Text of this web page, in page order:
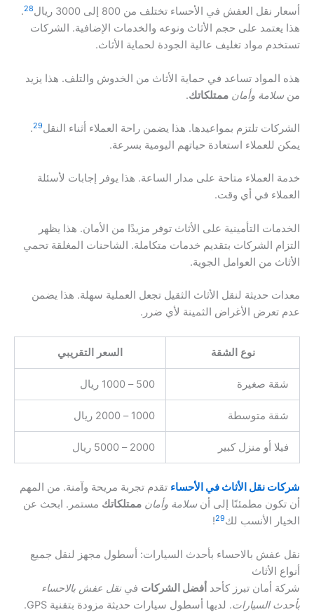
أسعار نقل العفش في الأحساء تختلف من 800 إلى 3000 ريال 28
.
هذا يعتمد على حجم الأثاث ونوعه والخدمات الإضافية. الشركات
تستخدم مواد تغليف عالية الجودة لحماية الأثاث.
هذه المواد تساعد في حماية الأثاث من الخدوش والتلف. هذا يزيد
من سلامة وأمان ممتلكاتك.
الشركات تلتزم بمواعيدها. هذا يضمن راحة العملاء أثناء النقل29
.
يمكن للعملاء استعادة حياتهم اليومية بسرعة.
خدمة العملاء متاحة على مدار الساعة. هذا يوفر إجابات لأسئلة
العملاء في أي وقت.
الخدمات التأمينية على الأثاث توفر مزيدًا من الأمان. هذا يظهر
التزام الشركات بتقديم خدمات متكاملة. الشاحنات المغلقة تحمي
الأثاث من العوامل الجوية.
معدات حديثة لنقل الأثاث الثقيل تجعل العملية سهلة. هذا يضمن
عدم تعرض الأغراض الثمينة لأي ضرر.
نوع الشقة السعر التقريبي
شقة صغيرة 500 – 1000 ريال
شقة متوسطة 1000 – 2000 ريال
فيلا أو منزل كبير 2000 – 5000 ريال
شركات نقل الأثاث في الأحساء تقدم تجربة مريحة وآمنة. من المهم
أن تكون مطمئنًا إلى أن سلامة وأمان ممتلكاتك مستمر. ابحث عن
الخيار الأنسب لك29
!
نقل عفش بالاحساء بأحدث السيارات: أسطول مجهز لنقل جميع
أنواع الأثاث
شركة أمان تبرز كأحد أفضل الشركات فينقل عفش بالاحساء
بأحدث السيارات
. لديها أسطول سيارات حديثة مزودة بتقنية GPS.